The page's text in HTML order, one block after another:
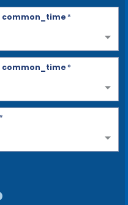
common_time*
common_time*
*